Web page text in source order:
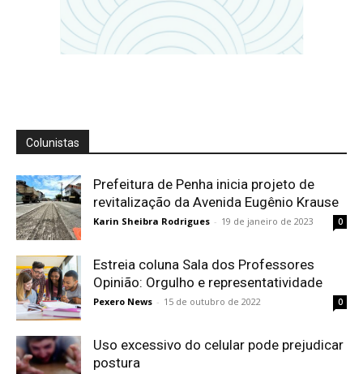
Colunistas
Prefeitura de Penha inicia projeto de
revitalização da Avenida Eugênio Krause
Karin Sheibra Rodrigues - 19 de janeiro de 2023 0
Estreia coluna Sala dos Professores
Opinião: Orgulho e representatividade
Pexero News - 15 de outubro de 2022 0
Uso excessivo do celular pode prejudicar
postura